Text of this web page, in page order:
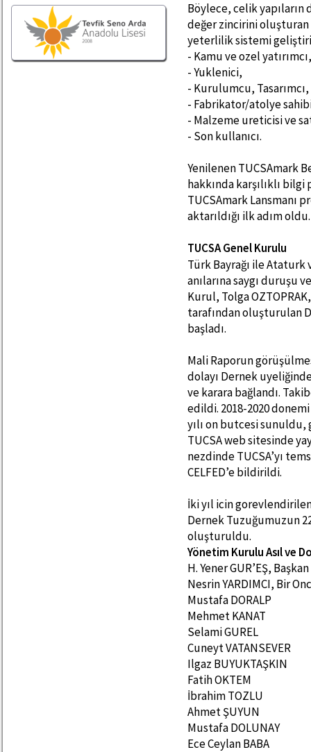
Böylece, celik
değer zincirini oluşturan
yeterlilik sistemi
- Kamu ve ozel
- Yuklenici,
- Kurulumcu, Tasarımcı,
- Fabrikator/atolye
- Malzeme ureticisi ve
- Son kullanıcı.
Yenilenen TUCSAmark
hakkında karşılıklı
TUCSAmark Lansmanı
aktarıldığı ilk adım oldu.
TUCSA Genel Kurulu
Türk Bayrağı ile
anılarına saygı duruşu
Kurul, Tolga
tarafından oluşturulan
başladı.
Mali Raporun
dolayı Dernek
ve karara bağlandı.
edildi. 2018-2020 donemi
yılı on butcesi
TUCSA web sitesinde
nezdinde TUCSA’yı
CELFED’e bildirildi.
İki yıl icin
Dernek Tuzuğumuzun
oluşturuldu.
Yönetim Kurulu Asıl ve
H. Yener GUR’EŞ, Başkan
Nesrin YARDIMCI, Bir
Mustafa DORALP
Mehmet KANAT
Selami GUREL
Cuneyt VATANSEVER
Ilgaz BUYUKTAŞKIN
Fatih OKTEM
İbrahim TOZLU
Ahmet ŞUYUN
Mustafa DOLUNAY
Ece Ceylan BABA